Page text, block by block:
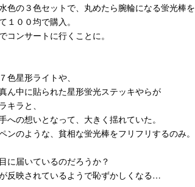
色の３色セットで、丸めたら腕輪になる蛍光棒を
１００均で購入。
コンサートに行くことに。
色星形ライトや、
ん中に貼られた星形蛍光ステッキやらが
キラと、
への想いとなって、大きく揺れていた。
ンのような、貧相な蛍光棒をフリフリするのみ。
に届いているのだろうか？
反映されているようで恥ずかしくなる…